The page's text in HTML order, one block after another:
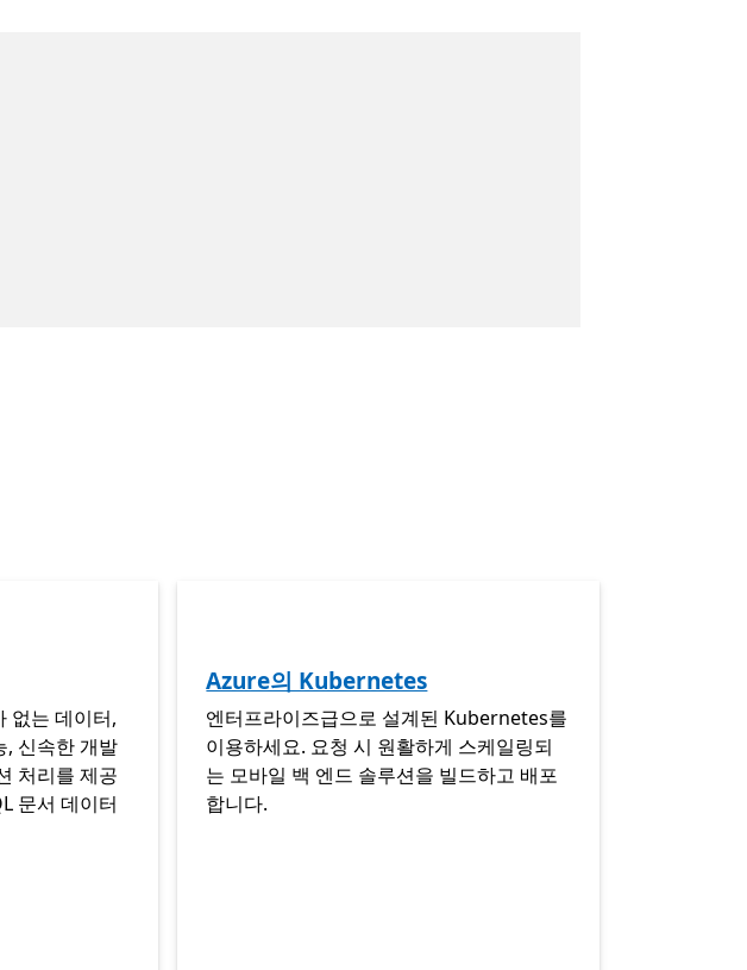
없는 데이터,
, 신속한 개발
처리를 제공
문서 데이터
Azure의 Kubernetes
엔터프라이즈급으로 설계된 Kubernetes를
이용하세요. 요청 시 원활하게 스케일링되
는 모바일 백 엔드 솔루션을 빌드하고 배포
합니다.